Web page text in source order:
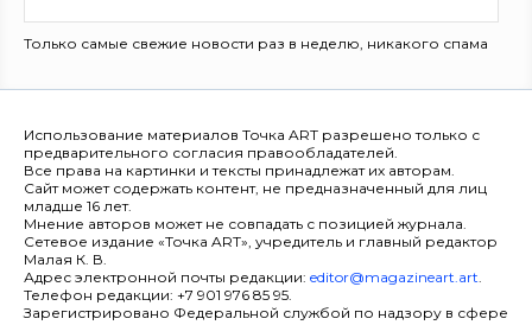
Только самые свежие новости раз в неделю, никакого спама
Использование материалов Точка ART разрешено только с
предварительного согласия правообладателей.
Все права на картинки и тексты принадлежат их авторам.
Сайт может содержать контент, не предназначенный для лиц
младше 16 лет.
Мнение авторов может не совпадать с позицией журнала.
Сетевое издание «Точка ART», учредитель и главный редактор
Малая К. В.
Адрес электронной почты редакции: editor@magazineart.art.
Телефон редакции: +7 901 976 85 95.
Зарегистрировано Федеральной службой по надзору в сфере